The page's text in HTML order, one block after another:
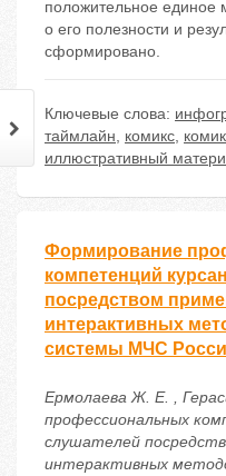
положительное единое
о его полезности и
сформировано.
Ключевые слова:
таймлайн, комикс,
иллюстративный
Формирование
компетенций
посредством
интерактивных
системы МЧС
Ермолаева Ж. Е. ,
профессиональных
слушателей
интерактивных